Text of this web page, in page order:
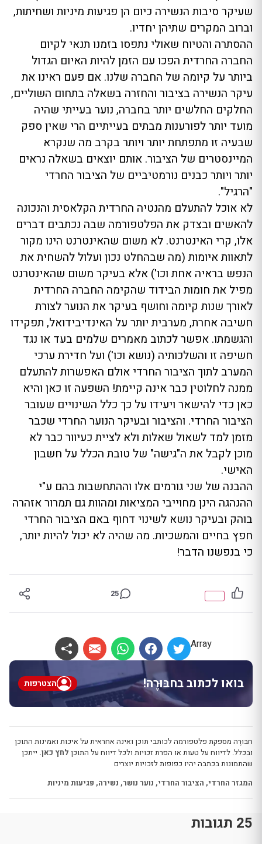
שעיקר סיבות הנשירה כיום הן פגיעות מיניות ושחיתות,
וברוב המקרים שתיהן יחדיו.
ההסתרה והטיוח שאולי נתפסו בזמנו תנאי לקיום
החברה החרדית הפכו עם הזמן להיות האיום הגדול
ביותר על קיומה של החברה שלנו. אם פעם ראינו את
עיקר הנשירה בציבור והחזרה בשאלה בתחום השוליים,
החלקים החלשים יותר בחברה, נוער בעייתי שהיה
מועד יותר לפורענות מבתים בעייתיים הרי שאין ספק
שבעיה זו מתפתחת יותר ויותר בקרב מה שנקרא
המיינסטרים של הציבור. אותם יוצאים בשאלה נראים
יותר ויותר כבנים נורמטיביים של הציבור החרדי
"הרגיל".
לא אוכל להתעלם מהנטיה החרדית הקלאסית והנכונה
להאשים ובצדק את הפלטפורמה שבה נכתבים דברים
אלו, קרי האינטרנט. לא משום שהאינטרנט הינו מקור
לתאוות איומות (מה שבהחלט נכון ועלול להשחית את
הנפש בראיה אחת וכו') אלא בעיקר משום שהאינטרנט
מפיל את חומות הבידוד שהקימה החברה החרדית
לאורך שנות קיומה וחושף בעיקר את הנוער לצורת
חשיבה אחרת, מערבית יותר על האינדיבידואל, תפקידו
והגשמתו. אפשר לכתוב מאמרים שלמים בעד או נגד
חשיפה זו והשלכותיה (נושא וכו') ועל חדירת ערכי
המערב לתוך הציבור החרדי אולם האפשרות להתעלם
ממנה לחלוטין כבר אינה קיימת! השפעה זו כאן והיא
כאן כדי להישאר ויעידו על כך כלל השינויים שעובר
הציבור החרדי. והציבור ובעיקר הנוער החרדי שכבר
מזמן למד לשאול שאלות ולא לציית כעיוור כבר לא
מוכן לקבל את ה"גישה" של טובת הכלל על חשבון
האישי.
ההבנה של שני גורמים אלו וההתחשבות בהם ע"י
ההנהגה הינן מחוייבי המציאות ומהוות גם תמרור אזהרה
בוהק ובעיקר נושא לשינוי דחוף באם הציבור החרדי
חפץ בחיים והמשכיות. מה שהיה לא יכול להיות יותר,
כי בנפשנו הדבר!
25
Array
בואו לכתוב בחבּוּרֶה! הצטרפות
חבּוּרֶה מספקת פלטפורמה לכותבי תוכן ואינה אחראית על איכות ואמינות התוכן
ובכלל. לדיווח על טעות או הפרת זכויות ולכל דיווח על התוכן לחץ כאן. ייתכן
שהתמונות בכתבה יהיו כפופות לזכויות יוצרים
המגזר החרדי, הציבור החרדי, נוער נושר, נשירה, פגיעות מיניות
25 תגובות